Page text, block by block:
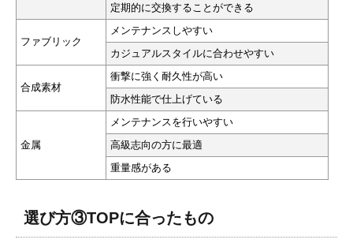
定期的に交換することができる
ファブリック
メンテナンスしやすい
カジュアルスタイルに合わせやすい
合成素材
衝撃に強く耐久性が高い
防水性能で仕上げている
金属
メンテナンスを行いやすい
高級志向の方に最適
重量感がある
選び方③TOPに合ったもの